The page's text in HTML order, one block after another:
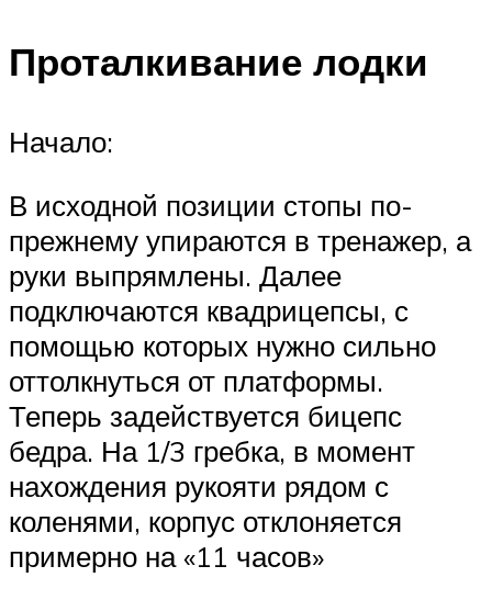
Проталкивание лодки
Начало:
В исходной позиции стопы по-
прежнему упираются в тренажер, а
руки выпрямлены. Далее
подключаются квадрицепсы, с
помощью которых нужно сильно
оттолкнуться от платформы.
Теперь задействуется бицепс
бедра. На 1/3 гребка, в момент
нахождения рукояти рядом с
коленями, корпус отклоняется
примерно на «11 часов»